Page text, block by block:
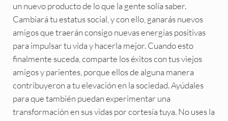
un nuevo producto de lo que la gente solía saber.
Cambiará tu estatus social, y con ello, ganarás nuevos
amigos que traerán consigo nuevas energías positivas
para impulsar tu vida y hacerla mejor. Cuando esto
finalmente suceda, comparte los éxitos con tus viejos
amigos y parientes, porque ellos de alguna manera
contribuyeron a tu elevación en la sociedad. Ayúdales
para que también puedan experimentar una
transformación en sus vidas por cortesía tuya. No uses la